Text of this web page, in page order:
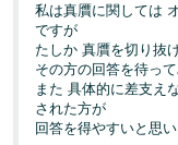
私は真贋に関しては
ですが
たしか 真贋を切り抜
その方の回答を待って
また 具体的に差支え
された方が
回答を得やすいと思い